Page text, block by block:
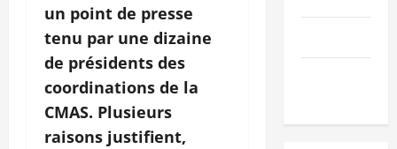
un point de presse
tenu par une dizaine
de présidents des
coordinations de la
CMAS. Plusieurs
raisons justifient,